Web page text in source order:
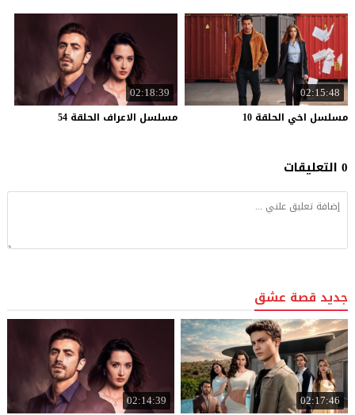
02:15:48
مسلسل اخي الحلقة 10
02:18:39
مسلسل الاعراف الحلقة 54
0 التعليقات
جديد قصة عشق
02:17:46
02:14:39